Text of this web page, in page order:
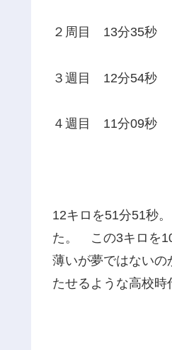
２周目 13分35秒
３週目 12分54秒
４週目 11分09秒
12キロを51分51秒
た。 この3キロを
薄いが夢ではない
たせるような高校